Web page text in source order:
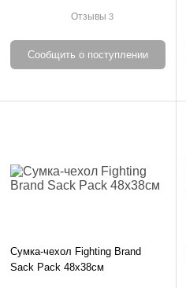
Отзывы3
Сообщить о поступлении
Сумка-чехол Fighting Brand
Sack Pack 48х38см